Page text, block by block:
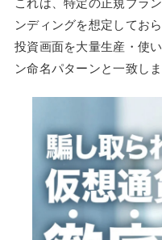
これは、特定の正規ブラ
ンディングを想定してお
投資画面を大量生産・使
ン命名パターンと一致しま